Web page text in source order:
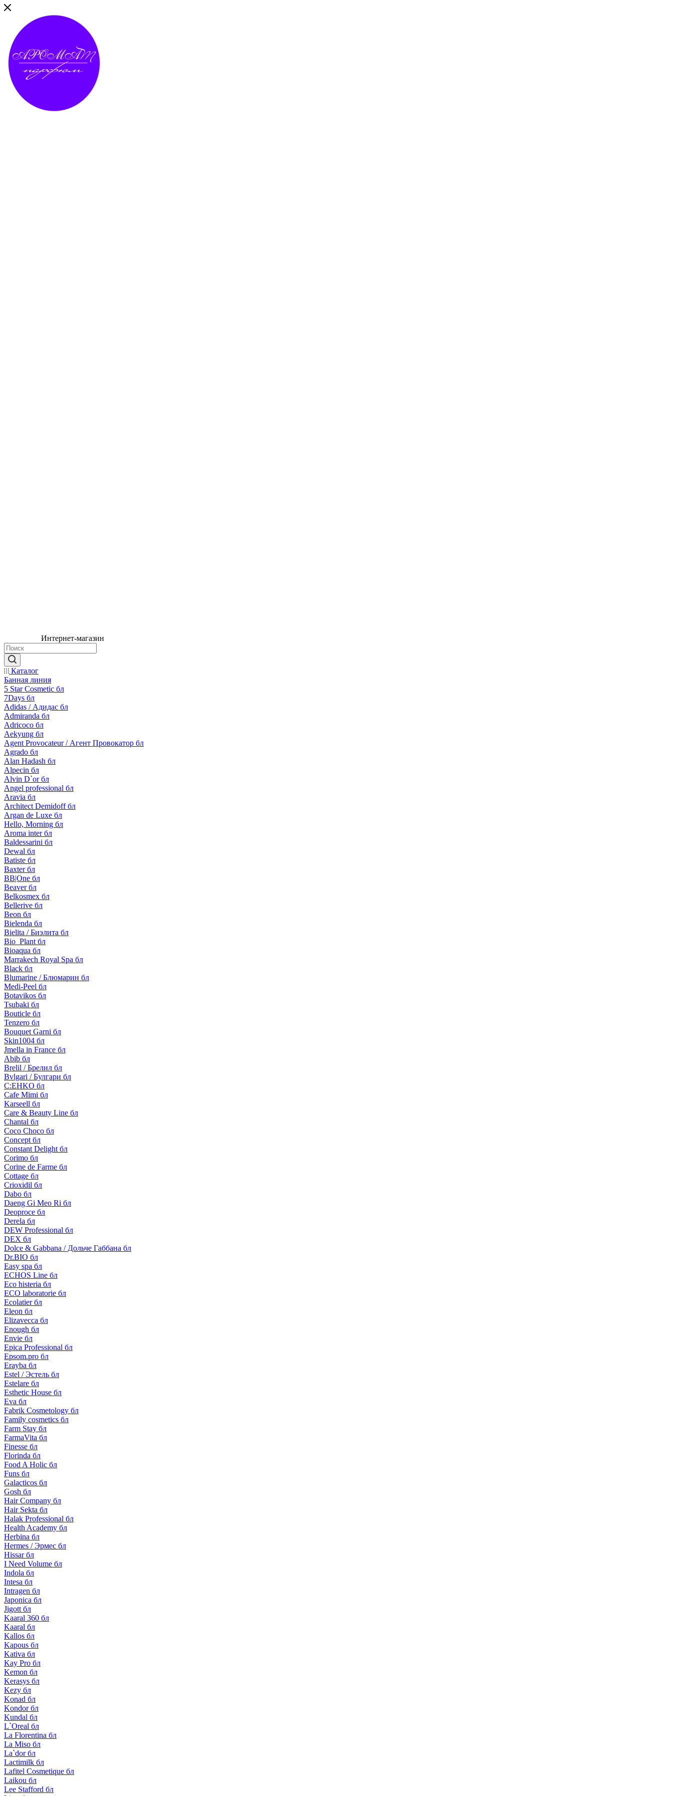
Интернет-магазин
Каталог
Банная линия
5 Star Cosmetic бл
7Days бл
Adidas / Адидас бл
Admiranda бл
Adricoco бл
Aekyung бл
Agent Provocateur / Агент Провокатор бл
Agrado бл
Alan Hadash бл
Alpecin бл
Alvin D`or бл
Angel professional бл
Aravia бл
Architect Demidoff бл
Argan de Luxe бл
Hello, Morning бл
Aroma inter бл
Baldessarini бл
Dewal бл
Batiste бл
Baxter бл
BB|One бл
Beaver бл
Belkosmex бл
Bellerive бл
Beon бл
Bielenda бл
Bielita / Биэлита бл
Bio_Plant бл
Bioaqua бл
Marrakech Royal Spa бл
Black бл
Blumarine / Блюмарин бл
Medi-Peel бл
Botavikos бл
Tsubaki бл
Bouticle бл
Tenzero бл
Bouquet Garni бл
Skin1004 бл
Jmella in France бл
Abib бл
Brelil / Брелил бл
Bvlgari / Булгари бл
C:EHKO бл
Cafe Mimi бл
Karseell бл
Care & Beauty Line бл
Chantal бл
Coco Choco бл
Concept бл
Constant Delight бл
Corimo бл
Corine de Farme бл
Cottage бл
Crioxidil бл
Dabo бл
Daeng Gi Meo Ri бл
Deoproce бл
Derela бл
DEW Professional бл
DEX бл
Dolce & Gabbana / Дольче Габбана бл
Dr.BIO бл
Easy spa бл
ECHOS Line бл
Eco histeria бл
ECO laboratorie бл
Ecolatier бл
Eleon бл
Elizavecca бл
Enough бл
Envie бл
Epica Professional бл
Epsom.pro бл
Erayba бл
Estel / Эстель бл
Estelare бл
Esthetic House бл
Eva бл
Fabrik Cosmetology бл
Family cosmetics бл
Farm Stay бл
FarmaVita бл
Finesse бл
Florinda бл
Food A Holic бл
Funs бл
Galacticos бл
Gosh бл
Hair Company бл
Hair Sekta бл
Halak Professional бл
Health Academy бл
Herbina бл
Hermes / Эрмес бл
Hissar бл
I Need Volume бл
Indola бл
Intesa бл
Intragen бл
Japonica бл
Jigott бл
Kaaral 360 бл
Kaaral бл
Kallos бл
Kapous бл
Kativa бл
Kay Pro бл
Kemon бл
Kerasys бл
Kezy бл
Konad бл
Kondor бл
Kundal бл
L`Oreal бл
La Florentina бл
La Miso бл
La`dor бл
Lactimilk бл
Lafitel Cosmetique бл
Laikou бл
Lee Stafford бл